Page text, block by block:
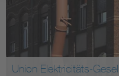
Union Elektricitäts-